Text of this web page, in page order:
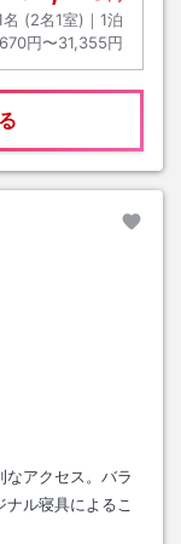
名 (2名1室)｜ 1泊
円〜31,355円
アクセス。バラ
ル寝具によるこ